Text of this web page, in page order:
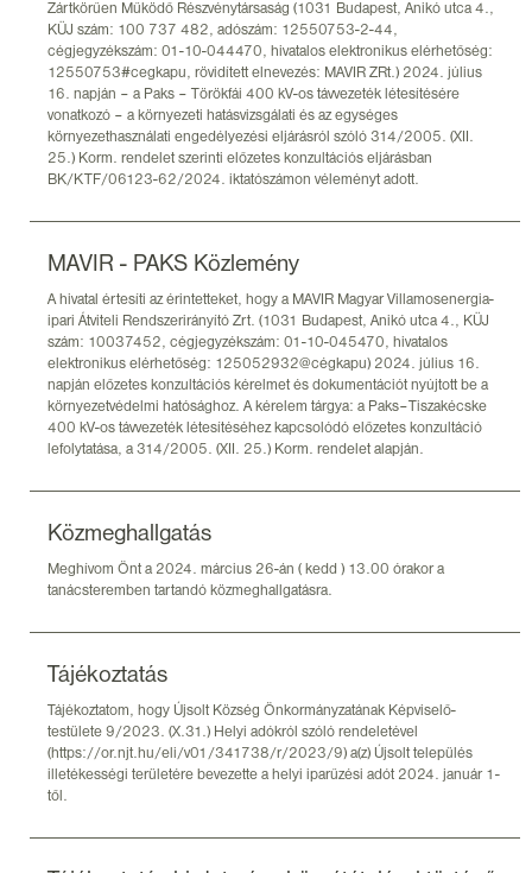
Zártkörűen Működő Részvénytársaság (1031 Budapest, Anikó utca 4.,
KÜJ szám: 100 737 482, adószám: 12550753-2-44,
cégjegyzékszám: 01-10-044470, hivatalos elektronikus elérhetőség:
12550753#cegkapu, rövidített elnevezés: MAVIR ZRt.) 2024. július
16. napján – a Paks – Törökfái 400 kV-os távvezeték létesítésére
vonatkozó – a környezeti hatásvizsgálati és az egységes
környezethasználati engedélyezési eljárásról szóló 314/2005. (XII.
25.) Korm. rendelet szerinti előzetes konzultációs eljárásban
BK/KTF/06123-62/2024. iktatószámon véleményt adott.
MAVIR - PAKS Közlemény
A hivatal értesíti az érintetteket, hogy a MAVIR Magyar Villamosenergia-
ipari Átviteli Rendszerirányító Zrt. (1031 Budapest, Anikó utca 4., KÜJ
szám: 10037452, cégjegyzékszám: 01-10-045470, hivatalos
elektronikus elérhetőség: 125052932@cégkapu) 2024. július 16.
napján előzetes konzultációs kérelmet és dokumentációt nyújtott be a
környezetvédelmi hatósághoz. A kérelem tárgya: a Paks–Tiszakécske
400 kV-os távvezeték létesítéséhez kapcsolódó előzetes konzultáció
lefolytatása, a 314/2005. (XII. 25.) Korm. rendelet alapján.
Közmeghallgatás
Meghívom Önt a 2024. március 26-án ( kedd ) 13.00 órakor a
tanácsteremben tartandó közmeghallgatásra.
Tájékoztatás
Tájékoztatom, hogy Újsolt Község Önkormányzatának Képviselő-
testülete 9/2023. (X.31.) Helyi adókról szóló rendeletével
(https://or.njt.hu/eli/v01/341738/r/2023/9) a(z) Újsolt település
illetékességi területére bevezette a helyi iparűzési adót 2024. január 1-
től.